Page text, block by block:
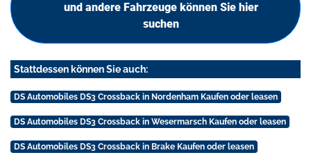
und andere Fahrzeuge können Sie hier
suchen
Stattdessen können Sie auch:
DS Automobiles DS3 Crossback in Nordenham Kaufen oder leasen
DS Automobiles DS3 Crossback in Wesermarsch Kaufen oder leasen
DS Automobiles DS3 Crossback in Brake Kaufen oder leasen